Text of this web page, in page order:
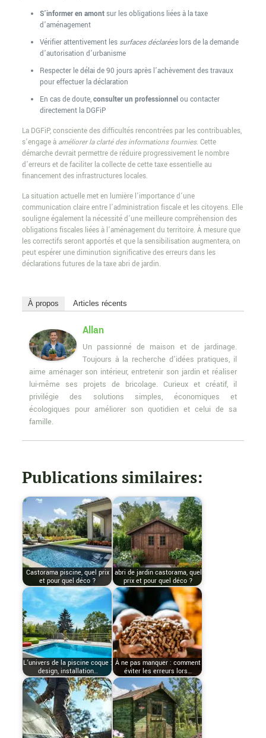
S’informer en amontsur les obligations liées à la taxe
d’aménagement
Vérifier attentivement les surfaces déclaréeslors de la demande
d’autorisation d’urbanisme
Respecter le délai de 90 jours après l’achèvement des travaux
pour effectuer la déclaration
En cas de doute,consulter un professionnelou contacter
directement la DGFiP
La DGFiP, consciente des difficultés rencontrées par les contribuables,
s’engage à améliorer la clarté des informations fournies. Cette
démarche devrait permettre de réduire progressivement le nombre
d’erreurs et de faciliter la collecte de cette taxe essentielle au
financement des infrastructures locales.
La situation actuelle met en lumière l’importance d’une
communication claire entre l’administration fiscale et les citoyens. Elle
souligne également la nécessité d’une meilleure compréhension des
obligations fiscales liées à l’aménagement du territoire. À mesure que
les correctifs seront apportés et que la sensibilisation augmentera, on
peut espérer une diminution significative des erreurs dans les
déclarations futures de la taxe abri de jardin.
À propos Articles récents
Allan
Un passionné de maison et de jardinage.
Toujours à la recherche d’idées pratiques, il
aime aménager son intérieur, entretenir son jardin et réaliser
lui-même ses projets de bricolage. Curieux et créatif, il
privilégie des solutions simples, économiques et
écologiques pour améliorer son quotidien et celui de sa
famille.
Publications similaires:
Castorama piscine, quel prix
et pour quel déco ?
abri de jardin castorama, quel
prix et pour quel déco ?
L’univers de la piscine coque :
design, installation…
À ne pas manquer : comment
éviter les erreurs lors…